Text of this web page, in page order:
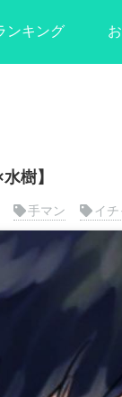
ンキング
樹】
手マン イ